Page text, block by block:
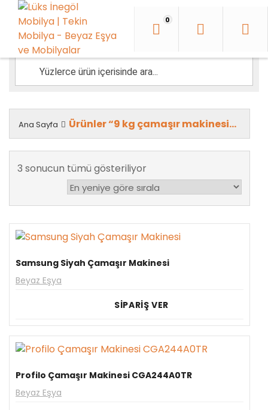
İçeriği
0
Ana Sayfa Ürünler “9 kg çamaşır makinesi” olarak etiketlendi
3 sonucun tümü gösteriliyorEn
yeniye
göre
sıralandı
Samsung Siyah Çamaşır Makinesi
Beyaz Eşya
SİPARİŞ VER
Profilo Çamaşır Makinesi CGA244A0TR
Beyaz Eşya